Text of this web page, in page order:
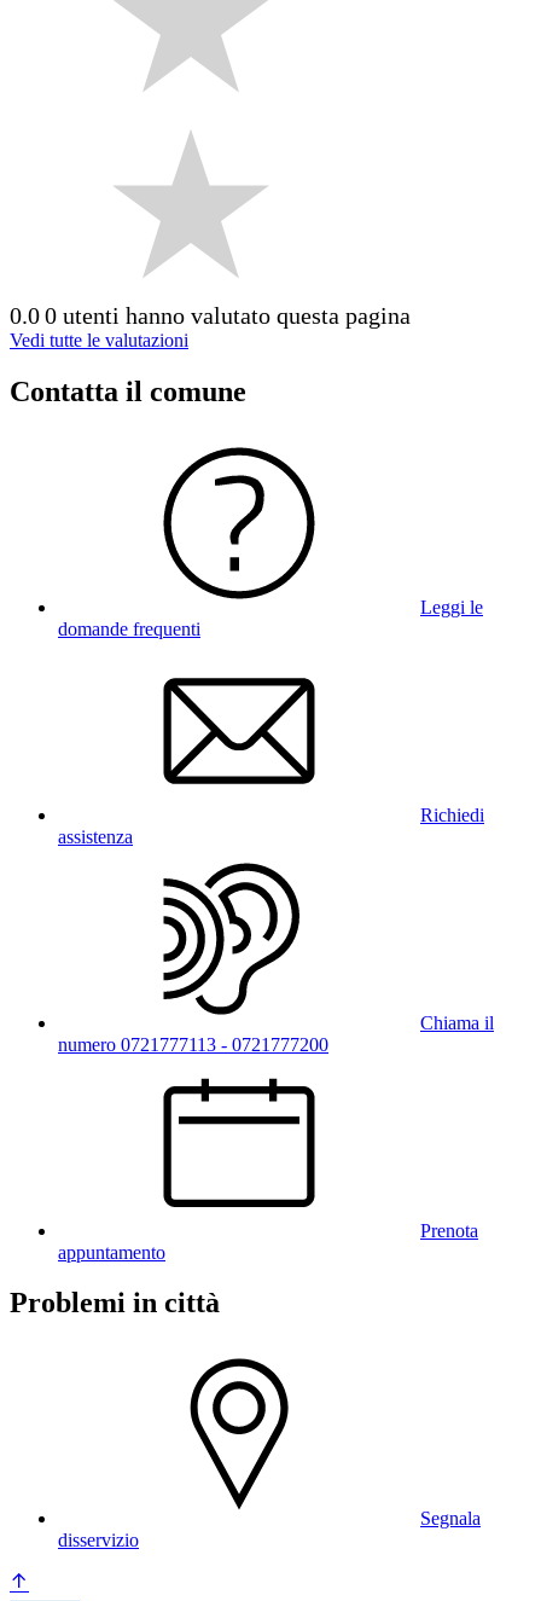
0.00 utenti hanno valutato questa pagina
Vedi tutte le valutazioni
Contatta il comune
Leggi le
domande frequenti
Richiedi
assistenza
Chiama il
numero 0721777113 - 0721777200
Prenota
appuntamento
Problemi in città
Segnala
disservizio